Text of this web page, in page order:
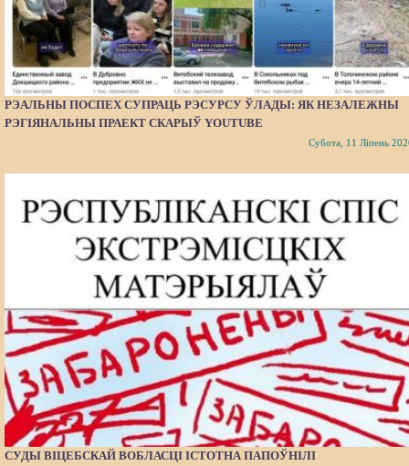
РЭАЛЬНЫ ПОСПЕХ СУПРАЦЬ РЭСУРСУ ЎЛАДЫ: ЯК НЕЗАЛЕЖНЫ
РЭГІЯНАЛЬНЫ ПРАЕКТ СКАРЫЎ YOUTUBE
Субота, 11 Ліпень
СУДЫ ВІЦЕБСКАЙ ВОБЛАСЦІ ІСТОТНА ПАПОЎНІЛІ